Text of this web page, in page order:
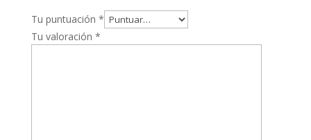
Tu puntuación *
Tu valoración *